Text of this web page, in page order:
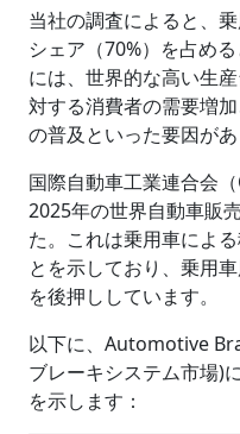
当社の調査によると、
シェア（70%）を占め
には、世界的な高い生
対する消費者の需要増
の普及といった要因があ
国際自動車工業連合会
2025年の世界自動車販
た。これは乗用車によ
とを示しており、乗用
を後押ししています。
以下に、Automotive
ブレーキシステム市場)
を示します：